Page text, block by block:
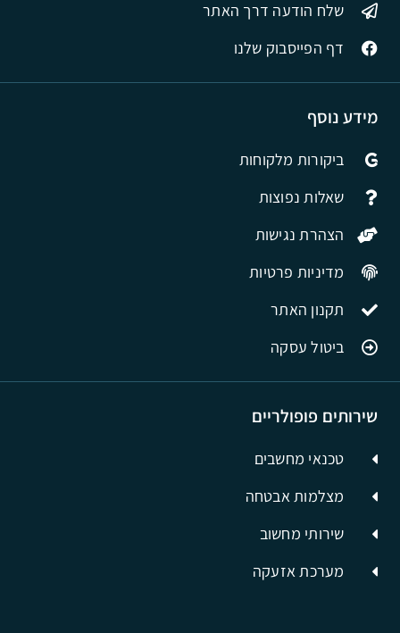
שירותים פופולריים
טכנאי מחשבים
מצלמות אבטחה
שירותי מחשוב
מערכת אזעקה
מידע נוסף
ביקורות מלקוחות
שאלות נפוצות
הצהרת נגישות
מדיניות פרטיות
תקנון האתר
ביטול עסקה
שלח הודעה דרך האתר
דף הפייסבוק שלנו